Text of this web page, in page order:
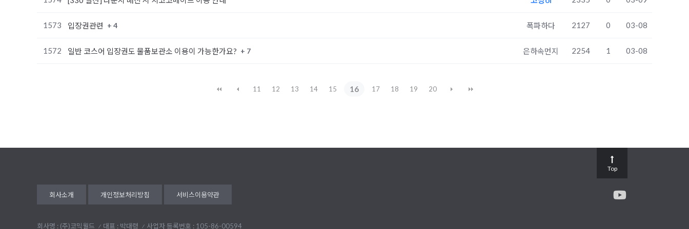
1573 입장권관련 + 4 폭파하다 2127 0 03-08
1572 일반 코스어 입장권도 물품보관소 이용이 가능한가요? + 7 은하속먼지 2254 1 03-08
11 12 13 14 15 16 17 18 19 20
맨끝
회사소개 개인정보처리방침 서비스이용약관
회사명 : (주)코믹월드 대표 : 박대령 사업자 등록번호 : 105-86-00594
Top